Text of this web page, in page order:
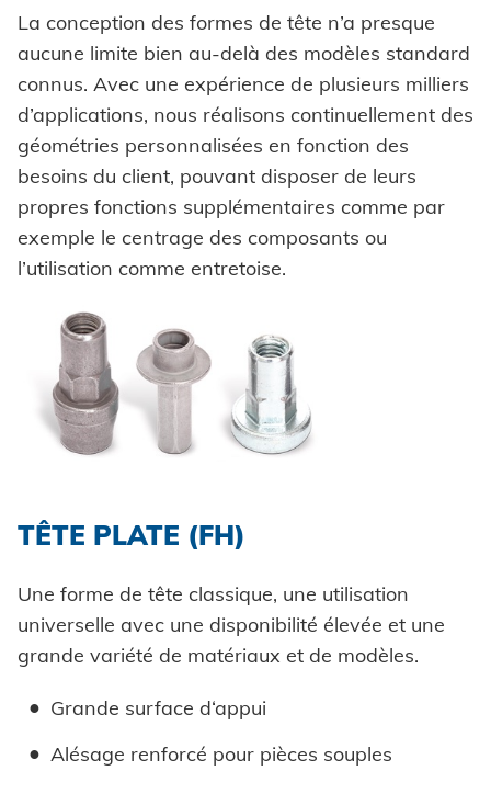
Honsel Umformtechnik
Honsel Distribution
Honsel Fasteners Wuxi, Chine
Honsel France
Honsel partenaire
à l'aperçu
Histoire
Lignes directrices
Environnement
Honsel projets
HONSEL THÈMES
Monde de l'outil
Commerce spécialisé
Industrie
Automobile
FABRICATION
Développement
Construction d'outillage
Formage à froid
Traitement ultérieur
Assurance qualité
SUPPLY CHAIN
Logistique
Prêt pour la livraison
SAVOIR-FAIRE
Innovations
Certificates
Agréments techniques
DOMAINES D'APPLICATION
Carrosseries de voitures
Powertrain
Construction de véhicules
Maritime
Biens de consommation
Énergie renouvelable
E-Mobility
HVAC
SERVICE
SUPPORT
Conseil
Formations
Conseils et astuces
Newsletter
SERVICE D'OUTILLAGE
Maintenance et réparation
L'entretien des installations
TELECHARGEMENTS
TELECHARGEMENTS
Catalogues et matériel d'information
Images
Certificats et documents
CARRIÈRE
CARRIÈRE @ HONSEL
CONTACT
Chercher
Mentions légales
Protection des données
CGV
La conception des formes de tête n’a presque
aucune limite bien au-delà des modèles standard
connus. Avec une expérience de plusieurs milliers
d’applications, nous réalisons continuellement des
géométries personnalisées en fonction des
besoins du client, pouvant disposer de leurs
propres fonctions supplémentaires comme par
exemple le centrage des composants ou
l’utilisation comme entretoise.
TÊTE PLATE (FH)
Une forme de tête classique, une utilisation
universelle avec une disponibilité élevée et une
grande variété de matériaux et de modèles.
Grande surface d‘appui
Alésage renforcé pour pièces souples